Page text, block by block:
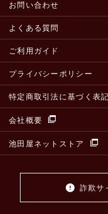
お問い合わせ
よくある質問
ご利用ガイド
プライバシーポリシー
特定商取引法に基づく表記
会社概要
池田屋ネットストア
詐欺サ